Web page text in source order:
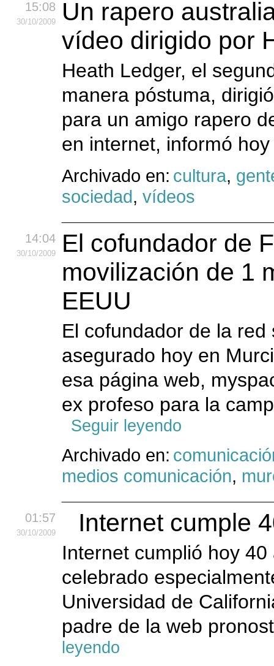
15:08
30/10/2009
Un rapero
vídeo dirigido por
Heath Ledger, el
manera póstuma,
para un amigo rapero
en internet, informó
Archivado en: cultura,
sociedad, vídeos
14:04
30/10/2009
El cofundador de
movilización de 1
EEUU
El cofundador de la
asegurado hoy en
esa página web,
ex profeso para la
Seguir leyendo
Archivado en:
medios comunicación,
01:57
30/10/2009 Internet cumple
Internet cumplió hoy
celebrado
Universidad de
padre de la web
leyendo